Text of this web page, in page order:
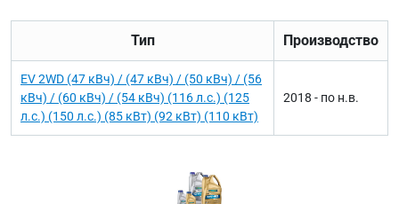
Тип Производство
EV 2WD (47 кВч) / (47 кВч) / (50 кВч) / (56
кВч) / (60 кВч) / (54 кВч) (116 л.с.) (125
л.с.) (150 л.с.) (85 кВт) (92 кВт) (110 кВт)
2018 - по н.в.